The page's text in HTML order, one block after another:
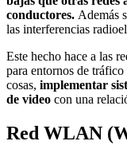
conductores. Además
las interferencias
Este hecho hace a las
para entornos de
cosas, implementar
de video con una
Red WLAN